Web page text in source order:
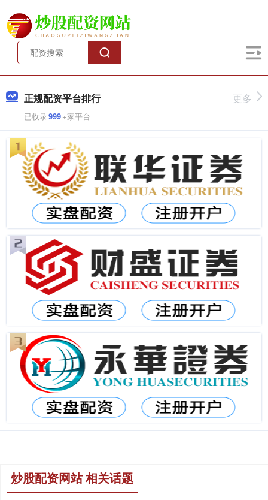
正规配资平台排行
已收录999+家平台
更多
炒股配资网站 相关话题